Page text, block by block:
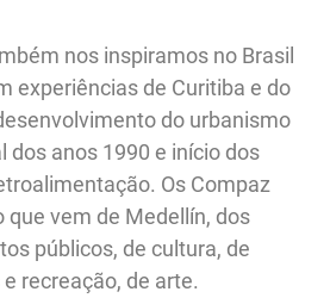
nos inspiramos no Brasil
experiências de Curitiba e do
do urbanismo
dos anos 1990 e início dos
Os Compaz
que vem de Medellín, dos
públicos, de cultura, de
recreação, de arte.